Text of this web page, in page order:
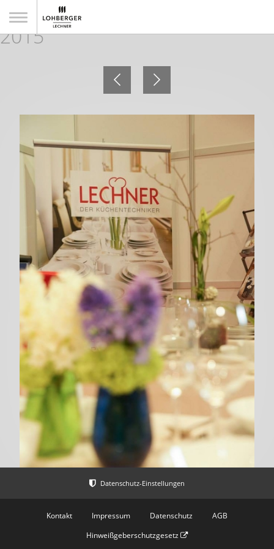
Impressionen 7. GAST+KÜCHE
2015
Kontakt Impressum Datenschutz
AGB
Hinweißgeberschutzgesetz